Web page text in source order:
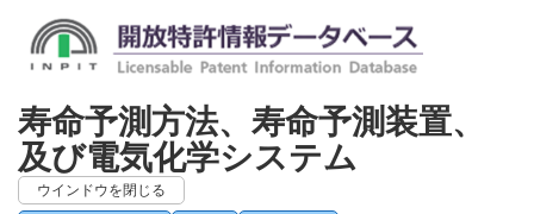
寿命予測方法、寿命予測装置、
及び電気化学システム
ウインドウを閉じる